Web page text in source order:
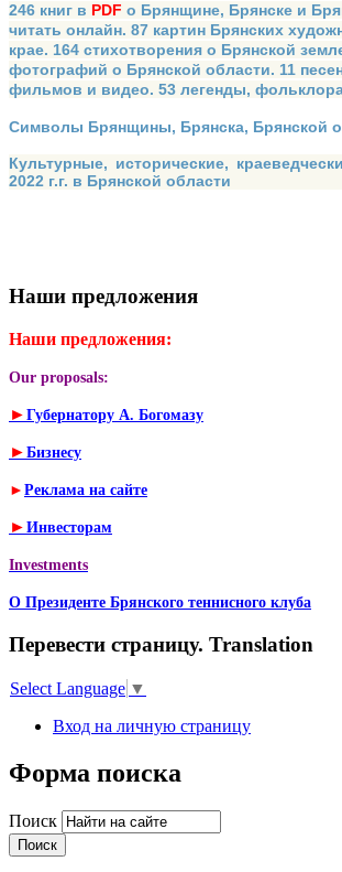
246 книг в PDF о Брянщине, Брянске и
читать онлайн. 87 картин Брянских
крае. 164 стихотворения о Брянской
фотографий о Брянской области. 11
фильмов и видео. 53 легенды,
Символы Брянщины, Брянска, Брянской
Культурные, исторические,
2022 г.г. в Брянской области
Наши предложения
Наши предложения:
Our proposals:
► Губернатору А. Богомазу
► Бизнесу
► Реклама на сайте
► Инвесторам
Investments
О Президенте Брянского теннисного клуба
Перевести страницу. Translation
Select Language ▼
Вход на личную страницу
Форма поиска
Поиск